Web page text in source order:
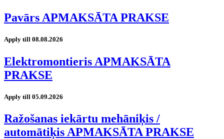
Pavārs APMAKSĀTA PRAKSE
Apply till 08.08.2026
Elektromontieris APMAKSĀTA
PRAKSE
Apply till 05.09.2026
Ražošanas iekārtu mehāniķis /
automātiķis APMAKSĀTA PRAKSE